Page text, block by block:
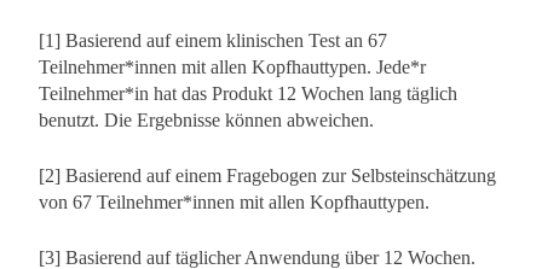
[1] Basierend auf einem klinischen Test an 67
Teilnehmer*innen mit allen Kopfhauttypen. Jede*r
Teilnehmer*in hat das Produkt 12 Wochen lang täglich
benutzt. Die Ergebnisse können abweichen.
[2] Basierend auf einem Fragebogen zur Selbsteinschätzung
von 67 Teilnehmer*innen mit allen Kopfhauttypen.
[3] Basierend auf täglicher Anwendung über 12 Wochen.